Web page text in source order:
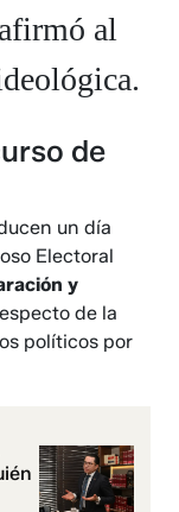
al
de
un día
Electoral
y
de la
políticos por